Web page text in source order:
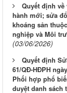
Quyết định
hành mới; sửa
khoáng sản
nghiệp và Môi
(03/06/2026)
Quyết định
61/QĐ-HĐPH
Phối hợp phổ
duyệt danh sách